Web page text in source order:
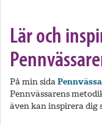
Lär och
På min sida
Pennvässarens
även kan inspirera dig